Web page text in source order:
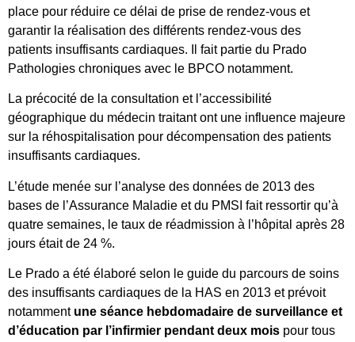
place pour réduire ce délai de prise de rendez-vous et
garantir la réalisation des différents rendez-vous des
patients insuffisants cardiaques. Il fait partie du Prado
Pathologies chroniques avec le BPCO notamment.
La précocité de la consultation et l’accessibilité
géographique du médecin traitant ont une influence majeure
sur la réhospitalisation pour décompensation des patients
insuffisants cardiaques.
L’étude menée sur l’analyse des données de 2013 des
bases de l’Assurance Maladie et du PMSI fait ressortir qu’à
quatre semaines, le taux de réadmission à l’hôpital après 28
jours était de 24 %.
Le Prado a été élaboré selon le guide du parcours de soins
des insuffisants cardiaques de la HAS en 2013 et prévoit
notamment une séance hebdomadaire de surveillance et
d’éducation par l’infirmier pendant deux mois pour tous